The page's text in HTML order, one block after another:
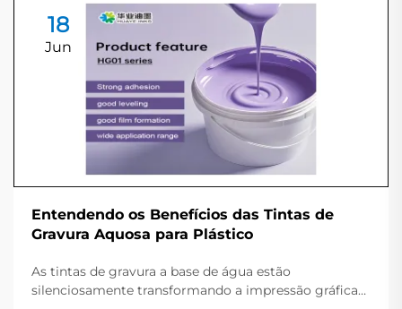
18
Jun
Entendendo os Benefícios das Tintas de
Gravura Aquosa para Plástico
As tintas de gravura a base de água estão
silenciosamente transformando a impressão gráfica